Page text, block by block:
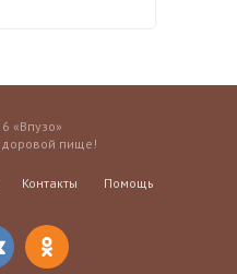
«Впузо»
пище!
Контакты Помощь